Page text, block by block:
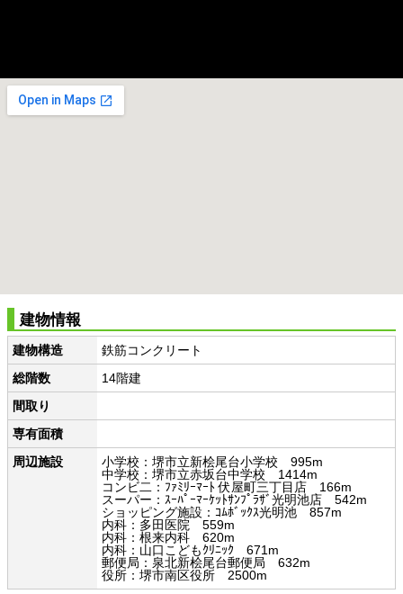
建物情報
建物構造
鉄筋コンクリート
総階数
14階建
間取り
専有面積
周辺施設
小学校：堺市立新桧尾台小学校 995m
中学校：堺市立赤坂台中学校 1414m
コンビ二：ﾌｧﾐﾘｰﾏｰﾄ 伏屋町三丁目店 166m
スーパー：ｽｰﾊﾟｰﾏｰｹｯﾄｻﾝﾌﾟﾗｻﾞ光明池店 542m
ショッピング施設：ｺﾑﾎﾞｯｸｽ光明池 857m
内科：多田医院 559m
内科：根来内科 620m
内科：山口こどもｸﾘﾆｯｸ 671m
郵便局：泉北新桧尾台郵便局 632m
役所：堺市南区役所 2500m